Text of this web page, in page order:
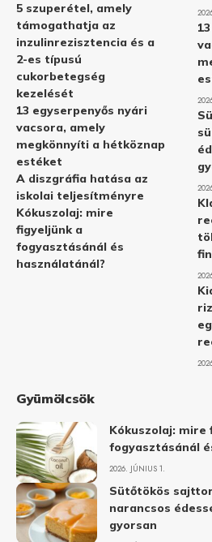
5 szuperétel, amely
támogathatja az
inzulinrezisztencia és a
2-es típusú
cukorbetegség
kezelését
13 egyserpenyős nyári
vacsora, amely
megkönnyíti a hétköznap
estéket
A diszgráfia hatása az
iskolai teljesítményre
Kókuszolaj: mire
figyeljünk a
fogyasztásánál és
használatánál?
Gyümölcsök
Kókuszolaj: mire
fogyasztásánál
2026. JÚNIUS 1.
Sütőtökös
narancsos
gyorsan